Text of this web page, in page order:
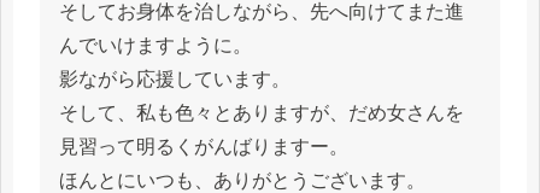
そしてお身体を治しながら、先へ向けてまた進
んでいけますように。
影ながら応援しています。
そして、私も色々とありますが、だめ女さんを
見習って明るくがんばりますー。
ほんとにいつも、ありがとうございます。